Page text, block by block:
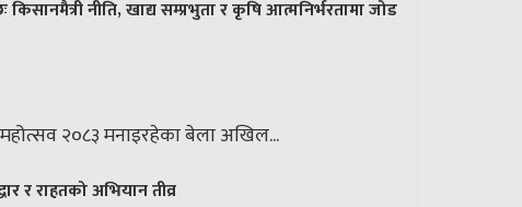
नीति, खाद्य सम्प्रभुता र कृषि आत्मनिर्भरतामा जोड
महोत्सव २०८३ मनाइरहेका बेला अखिल...
र राहतको अभियान तीव्र